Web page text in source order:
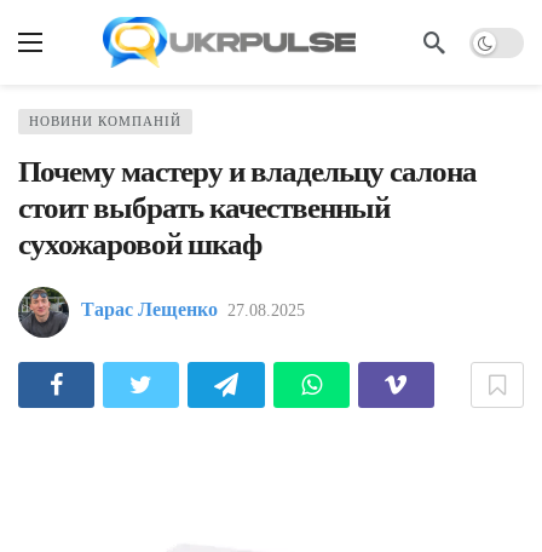
НОВИНИ КОМПАНІЙ
Почему мастеру и владельцу салона
стоит выбрать качественный
сухожаровой шкаф
Тарас Лещенко 27.08.2025